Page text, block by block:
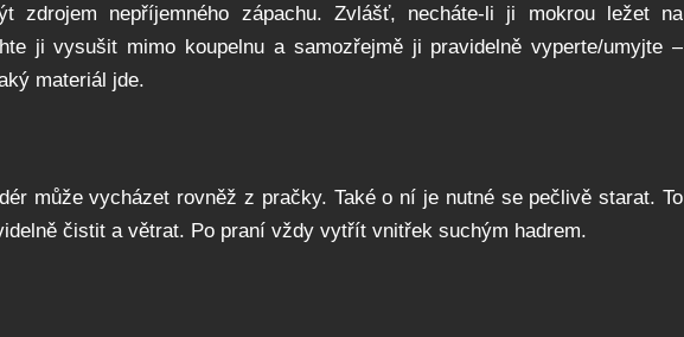
zdrojem nepříjemného zápachu. Zvlášť, necháte-li ji mokrou ležet na
ji vysušit mimo koupelnu a samozřejmě ji pravidelně vyperte/umyjte –
materiál jde.
může vycházet rovněž z pračky. Také o ní je nutné se pečlivě starat. To
čistit a větrat. Po praní vždy vytřít vnitřek suchým hadrem.